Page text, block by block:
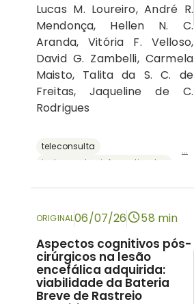
Lucas M. Loureiro, André R.
Mendonça, Hellen N. C.
Aranda, Vitória F. Velloso,
David G. Zambelli, Carmela
Maisto, Talita da S. C. de
Freitas, Jaqueline de C.
Rodrigues
teleconsulta
instrumentos informatizados
avaliação neuropsicológica
...
ORIGINAL06/07/26 58 min
Aspectos cognitivos pós-
cirúrgicos na lesão
encefálica adquirida:
viabilidade da Bateria
Breve de Rastreio